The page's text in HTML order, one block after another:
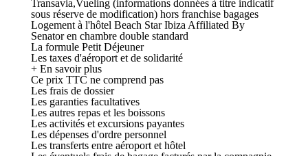
Transavia,Vueling (informations données à titre indicatif
sous réserve de modification) hors franchise bagages
Logement à l'hôtel Beach Star Ibiza Affiliated By
Senator en chambre double standard
La formule Petit Déjeuner
Les taxes d'aéroport et de solidarité
+ En savoir plus
Ce prix TTC ne comprend pas
Les frais de dossier
Les garanties facultatives
Les autres repas et les boissons
Les activités et excursions payantes
Les dépenses d'ordre personnel
Les transferts entre aéroport et hôtel